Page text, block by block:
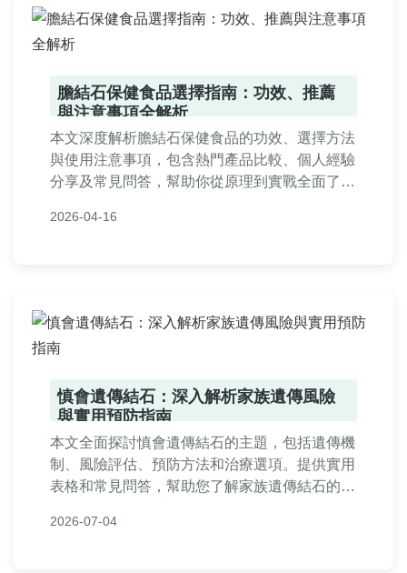
膽結石保健食品選擇指南：功效、推薦
與注意事項全解析
本文深度解析膽結石保健食品的功效、選擇方法
與使用注意事項，包含熱門產品比較、個人經驗
分享及常見問答，幫助你從原理到實戰全面了解
際知識與用戶需求，提供實用建議。
2026-04-16
慎會遺傳結石：深入解析家族遺傳風險
與實用預防指南
本文全面探討慎會遺傳結石的主題，包括遺傳機
制、風險評估、預防方法和治療選項。提供實用
表格和常見問答，幫助您了解家族遺傳結石的影
究和个人經驗，旨在解決所有相關疑問。
2026-07-04